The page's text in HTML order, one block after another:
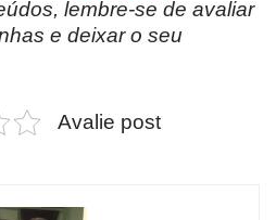
lembre-se de avaliar
e deixar o seu
Avalie post